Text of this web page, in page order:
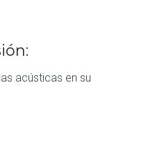
acústicas en su